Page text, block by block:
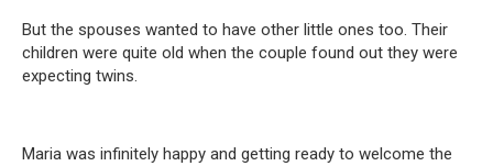
But the spouses wanted to have other little ones too. Their
children were quite old when the couple found out they were
expecting twins.
Maria was infinitely happy and getting ready to welcome the